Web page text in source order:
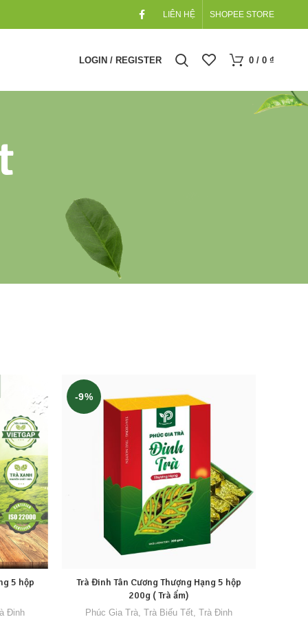
LIÊN HỆ SHOPEE STORE
LOGIN / REGISTER 0/ 0₫
5 hộp
Đinh
-9%
Trà Đinh Tân Cương Thượng Hạng 5 hộp
200g ( Trà ấm)
Phúc Gia Trà, Trà Biếu Tết, Trà Đinh